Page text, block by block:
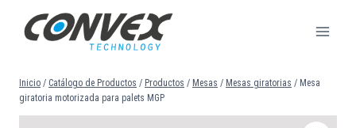
contenido
Inicio / Catálogo de Productos / Productos / Mesas / Mesas giratorias / Mesa
giratoria motorizada para palets MGP